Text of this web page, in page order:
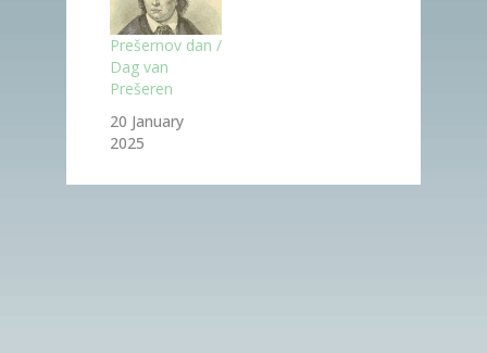
Prešernov dan /
Dag van
Prešeren
20 January
2025